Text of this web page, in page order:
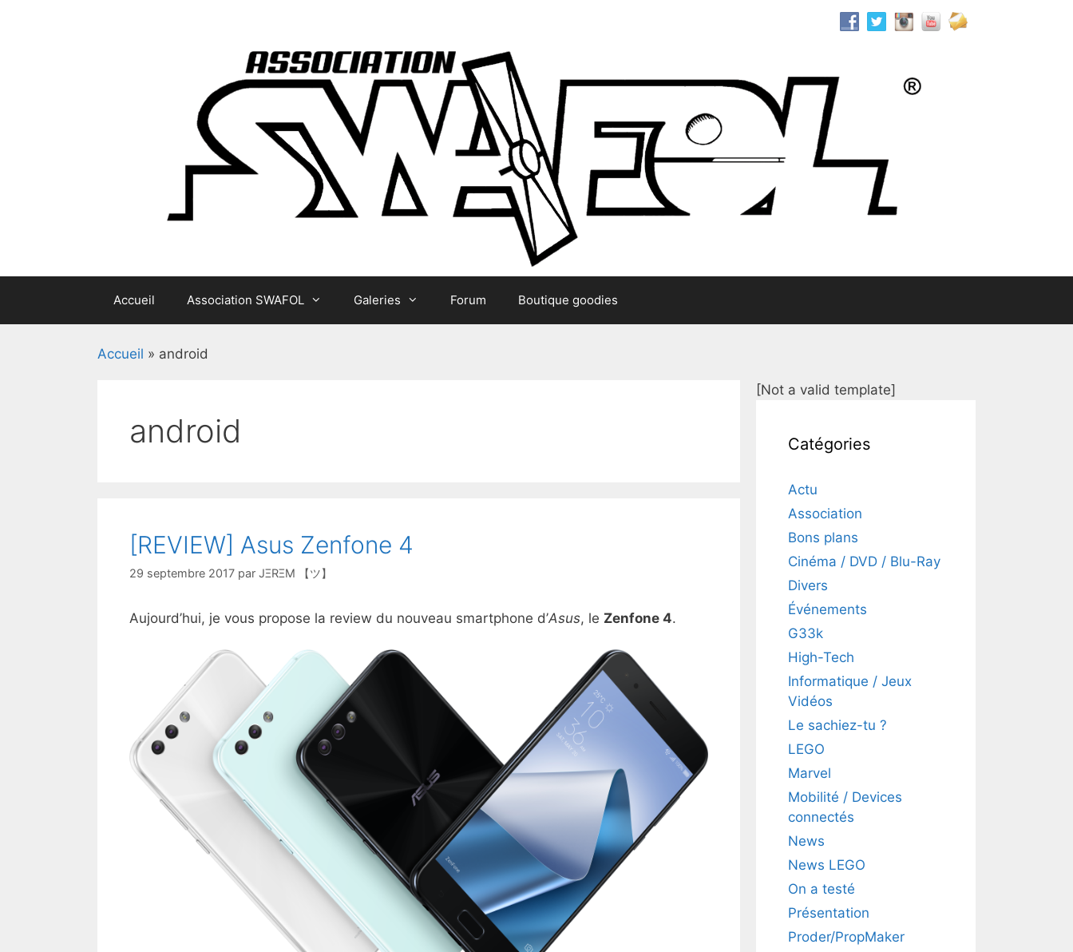
Accueil Association SWAFOL Galeries Forum Boutique goodies
Accueil » android
android
[REVIEW] Asus Zenfone 4
29 septembre 2017 par JΞRΞM 【ツ】
Aujourd’hui, je vous propose la review du nouveau smartphone d’Asus, le Zenfone 4.
[Not a valid template]
Catégories
Actu
Association
Bons plans
Cinéma / DVD / Blu-Ray
Divers
Événements
G33k
High-Tech
Informatique / Jeux
Vidéos
Le sachiez-tu ?
LEGO
Marvel
Mobilité / Devices
connectés
News
News LEGO
On a testé
Présentation
Proder/PropMaker